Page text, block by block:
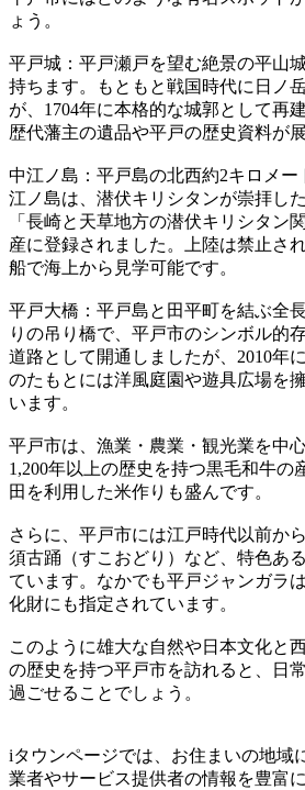
ょう。
平戸城：平戸瀬戸を望む絶景の平山
持ちます。もともと戦国時代に日ノ
が、1704年に本格的な城郭として再
歴代藩主の遺品や平戸の歴史資料が
中江ノ島：平戸島の北西約2キロメー
江ノ島は、潜伏キリシタンが崇拝し
「長崎と天草地方の潜伏キリシタン
産に登録されました。上陸は禁止さ
船で海上から見学可能です。
平戸大橋：平戸島と田平町を結ぶ全
りの吊り橋で、平戸市のシンボル的
道路として開通しましたが、2010年
のたもとには洋風庭園や遊具広場を
います。
平戸市は、漁業・農業・観光業を中
1,200年以上の歴史を持つ黒毛和牛の
田を利用した米作りも盛んです。
さらに、平戸市には江戸時代以前か
須古踊（すこおどり）など、特色あ
ています。なかでも平戸ジャンガラ
化財にも指定されています。
このように雄大な自然や日本文化と
の歴史を持つ平戸市を訪れると、日
過ごせることでしょう。
iタウンページでは、お住まいの地域
業者やサービス提供者の情報を豊富